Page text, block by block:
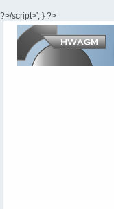
?>/script>'; } ?>